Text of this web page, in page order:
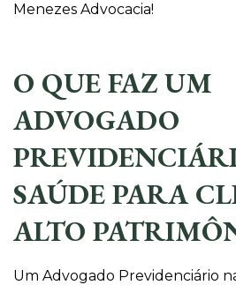
Menezes Advocacia!
O QUE FAZ UM
ADVOGADO
SAÚDE PARA
ALTO
Um Advogado Previdenciário